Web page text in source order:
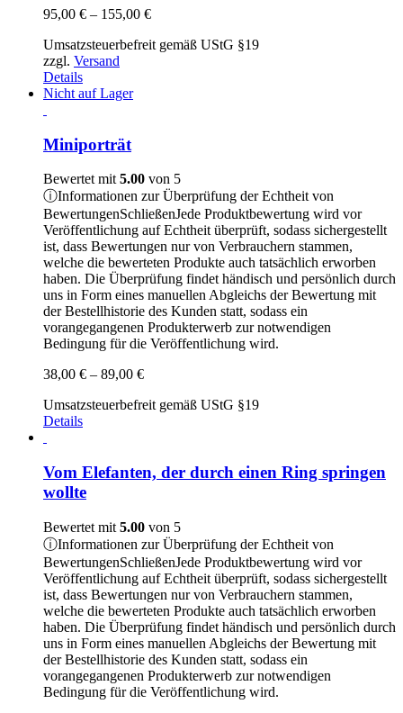
95,00 € – 155,00 €Preisspanne:
bis
Umsatzsteuerbefreit gemäß UStG §19
zzgl. Versand
Details
Nicht auf Lager
Miniporträt
Bewertet mit 5.00 von 5
ⓘInformationen zur Überprüfung der Echtheit von
BewertungenSchließenJede Produktbewertung wird vor
Veröffentlichung auf Echtheit überprüft, sodass sichergestellt
ist, dass Bewertungen nur von Verbrauchern stammen,
welche die bewerteten Produkte auch tatsächlich erworben
haben. Die Überprüfung findet händisch und persönlich durch
uns in Form eines manuellen Abgleichs der Bewertung mit
der Bestellhistorie des Kunden statt, sodass ein
vorangegangenen Produkterwerb zur notwendigen
Bedingung für die Veröffentlichung wird.
38,00 € – 89,00 €Preisspanne:
bis
Umsatzsteuerbefreit gemäß UStG §19
Details
Vom Elefanten, der durch einen Ring springen
wollte
Bewertet mit 5.00 von 5
ⓘInformationen zur Überprüfung der Echtheit von
BewertungenSchließenJede Produktbewertung wird vor
Veröffentlichung auf Echtheit überprüft, sodass sichergestellt
ist, dass Bewertungen nur von Verbrauchern stammen,
welche die bewerteten Produkte auch tatsächlich erworben
haben. Die Überprüfung findet händisch und persönlich durch
uns in Form eines manuellen Abgleichs der Bewertung mit
der Bestellhistorie des Kunden statt, sodass ein
vorangegangenen Produkterwerb zur notwendigen
Bedingung für die Veröffentlichung wird.